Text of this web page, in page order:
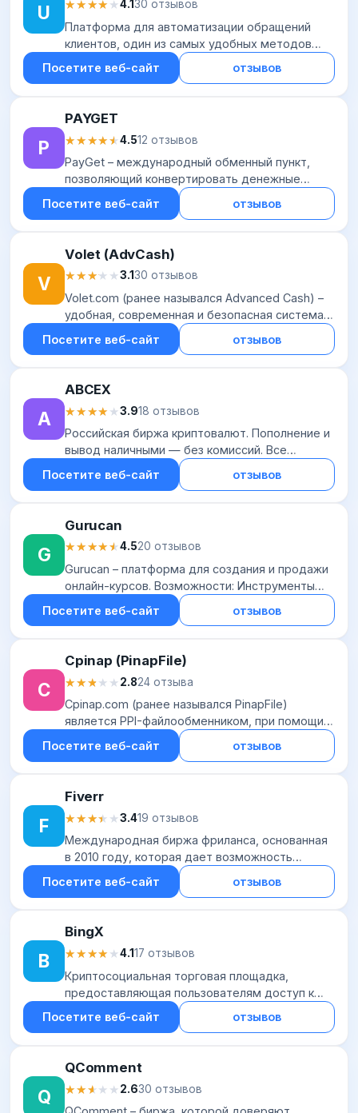
U ★★★★★
★★★★★4.130 отзывов
Платформа для автоматизации обращений
клиентов, один из самых удобных методов
обратной связи. Позволяет получать больше
заказов из мессенджеров и социальных сетей.
Посетите веб-сайт отзывов
P
PAYGET
★★★★★
★★★★★4.512 отзывов
PayGet – международный обменный пункт,
позволяющий конвертировать денежные
средства по множеству направлений
(суммарно свыше 250 вариантов обмена).
Посетите веб-сайт отзывов
V
Volet (AdvCash)
★★★★★
★★★★★3.130 отзывов
Volet.com (ранее назывался Advanced Cash) –
удобная, современная и безопасная система
электронных платежей, позволяющая выгодно
и оперативно пополнить счет или вывести ср...
Посетите веб-сайт отзывов
A
ABCEX
★★★★★
★★★★★3.918 отзывов
Российская биржа криптовалют. Пополнение и
вывод наличными — без комиссий. Все
остальные операции — с низкими комиссиями
от 0,07% и до 0,1%. Чтобы начать торговлю,
Посетите веб-сайт отзывов
G
Gurucan
★★★★★
★★★★★4.520 отзывов
Gurucan – платформа для создания и продажи
онлайн-курсов. Возможности: Инструменты
обучения: проводите курсы и марафоны,
продавайте свой контент по подписке,
Посетите веб-сайт отзывов
C
Cpinap (PinapFile)
★★★★★
★★★★★2.824 отзыва
Cpinap.com (ранее назывался PinapFile)
является PPI-файлообменником, при помощи
которого пользователи загружают свои файлы
и зарабатывают на их скачивании. Для
Посетите веб-сайт отзывов
F
Fiverr
★★★★★
★★★★★3.419 отзывов
Международная биржа фриланса, основанная
в 2010 году, которая дает возможность
удаленно зарабатывать на своих уникальных
способностях и навыках. Пользователи могут
Посетите веб-сайт отзывов
B
BingX
★★★★★
★★★★★4.117 отзывов
Криптосоциальная торговая площадка,
предоставляющая пользователям доступ к
быстрой покупке и конвертации криптовалют,
спотовой торговле, работе с деривативами
Посетите веб-сайт отзывов
Q
QComment
★★★★★
★★★★★2.630 отзывов